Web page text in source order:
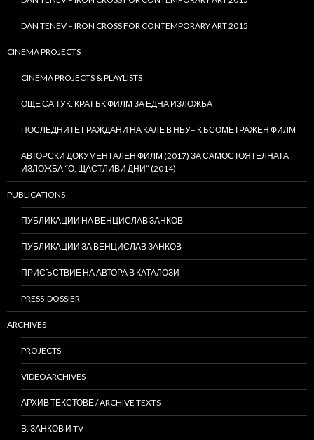
DAN TENEV – IRON CROSS FOR CONTEMPORARY ART 2015
CINEMA PROJECTS
CINEMA PROJECTS & PLAYLISTS
ОЩЕ СА ТУК: КРАТЪК ФИЛМ ЗА ЕДНА ИЗЛОЖБА
ПОСЛЕДНИТЕ ГРАЖДАНИ НА КАЛЕ В НБУ– КЪСОМЕТРАЖЕН ФИЛМ
АВТОРСКИ ДОКУМЕНТАЛЕН ФИЛМ (2017) ЗА САМОСТОЯТЕЛНАТА
ИЗЛОЖБА “О, ЩАСТЛИВИ ДНИ” (2014)
PUBLICATIONS
ПУБЛИКАЦИИ НА ВЕНЦИСЛАВ ЗАНКОВ
ПУБЛИКАЦИИ ЗА ВЕНЦИСЛАВ ЗАНКОВ
ПРИСЪСТВИЕ НА АВТОРА В КАТАЛОЗИ
PRESS-DOSSIER
ARCHIVES
PROJECTS
VIDEOARCHIVES
АРХИВ ТЕКСТОВЕ / ARCHIVE TEXTS
В. ЗАНКОВ И TV